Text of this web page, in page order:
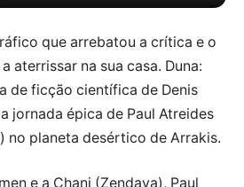
que arrebatou a crítica e o
aterrissar na sua casa. Duna:
de ficção científica de Denis
jornada épica de Paul Atreides
no planeta desértico de Arrakis.
e a Chani (Zendaya), Paul